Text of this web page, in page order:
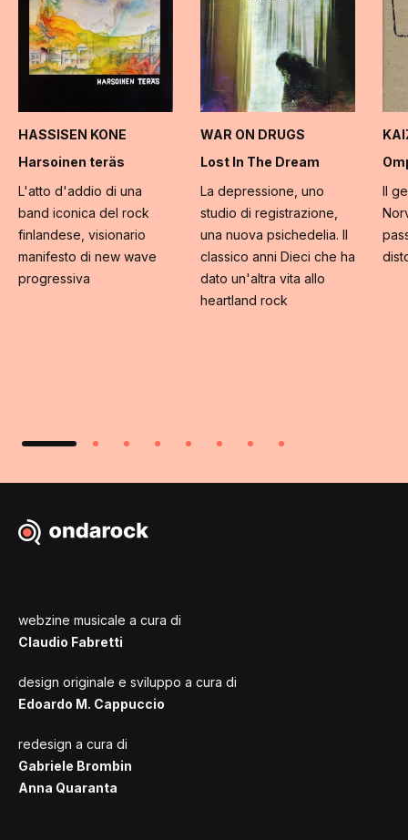
HASSISEN KONE
Harsoinen teräs
L'atto d'addio di una
band iconica del rock
finlandese, visionario
manifesto di new wave
progressiva
WAR ON DRUGS
Lost In The Dream
La depressione, uno
studio di registrazione,
una nuova psichedelia. Il
classico anni Dieci che ha
dato un'altra vita allo
heartland rock
Il
webzine musicale a cura di
Claudio Fabretti
design originale e sviluppo a cura di
Edoardo M. Cappuccio
redesign a cura di
Gabriele Brombin
Anna Quaranta